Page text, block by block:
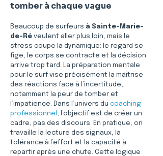
tomber à chaque vague
Beaucoup de surfeurs à Sainte-Marie-
de-Ré veulent aller plus loin, mais le
stress coupe la dynamique: le regard se
fige, le corps se contracte et la décision
arrive trop tard. La préparation mentale
pour le surf vise précisément la maîtrise
des réactions face à l’incertitude,
notamment la peur de tomber et
l’impatience. Dans l’univers du coaching
professionnel , l’objectif est de créer un
cadre, pas des discours. En pratique, on
travaille la lecture des signaux, la
tolérance à l’effort et la capacité à
repartir après une chute. Cette logique